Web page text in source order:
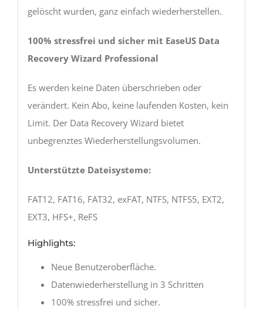
gelöscht wurden, ganz einfach wiederherstellen.
100% stressfrei und sicher mit EaseUS Data
Recovery Wizard Professional
Es werden keine Daten überschrieben oder
verändert. Kein Abo, keine laufenden Kosten, kein
Limit. Der Data Recovery Wizard bietet
unbegrenztes Wiederherstellungsvolumen.
Unterstützte Dateisysteme:
FAT12, FAT16, FAT32, exFAT, NTFS, NTFS5, EXT2,
EXT3, HFS+, ReFS
Highlights:
Neue Benutzeroberfläche.
Datenwiederherstellung in 3 Schritten
100% stressfrei und sicher.